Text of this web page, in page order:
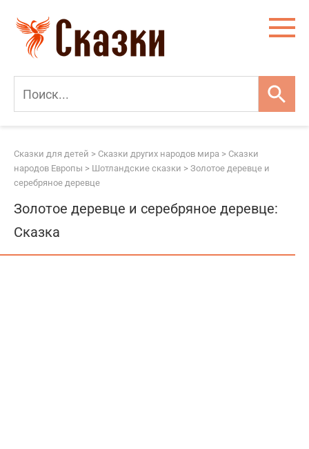
контенту
Сказки для детей > Сказки других народов мира > Сказки
народов Европы > Шотландские сказки > Золотое деревце и
серебряное деревце
Золотое деревце и серебряное деревце:
Сказка